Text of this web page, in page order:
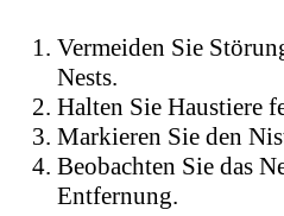
Vermeiden Sie
Nests.
Halten Sie Haustiere
Markieren Sie den
Beobachten Sie das
Entfernung.